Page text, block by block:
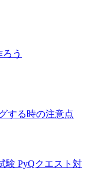
う
する時の注意点
験 PyQクエスト対